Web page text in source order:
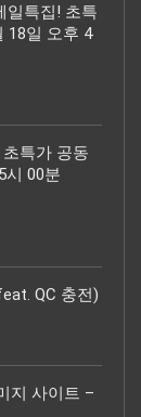
일특집! 초특
18일 오후 4
특가 공동
시 00분
QC 충전)
지 사이트 –